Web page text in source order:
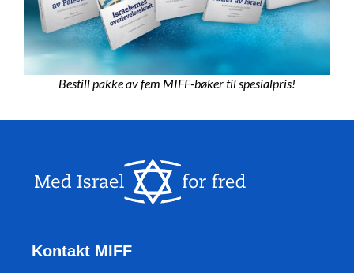
Bestill pakke av fem MIFF-bøker til spesialpris!
Kontakt MIFF